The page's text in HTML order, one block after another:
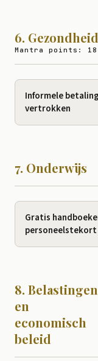
6.
Mantra points:
Informele
vertrokken
7. Onderwijs
Gratis
8. Belastingen
en
economisch
beleid